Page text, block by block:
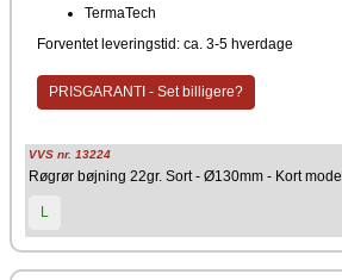
TermaTech
Forventet leveringstid: ca. 3-5 hverdage
PRISGARANTI - Set billigere?
VVS nr. 13224
Røgrør bøjning 22gr. Sort - Ø130mm - Kort model
L